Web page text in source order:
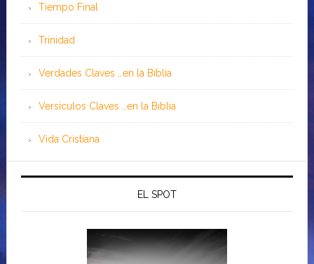
Tiempo Final
Trinidad
Verdades Claves …en la Biblia
Versículos Claves …en la Biblia
Vida Cristiana
EL SPOT